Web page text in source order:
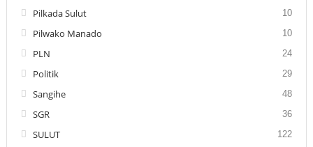
Pilkada Sulut 10
Pilwako Manado 10
PLN 24
Politik 29
Sangihe 48
SGR 36
SULUT 122